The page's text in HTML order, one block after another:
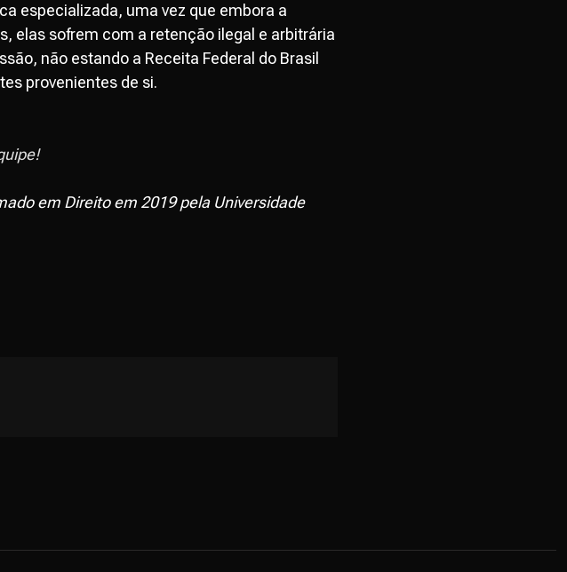
especializada, uma vez que embora a
elas sofrem com a retenção ilegal e arbitrária
não estando a Receita Federal do Brasil
provenientes de si.
em Direito em 2019 pela Universidade